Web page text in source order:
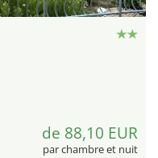
de 88,10 EUR
par chambre et nuit